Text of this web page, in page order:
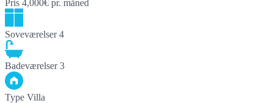
Pris 4,000€ pr. måned
Soveværelser 4
Badeværelser 3
Type Villa